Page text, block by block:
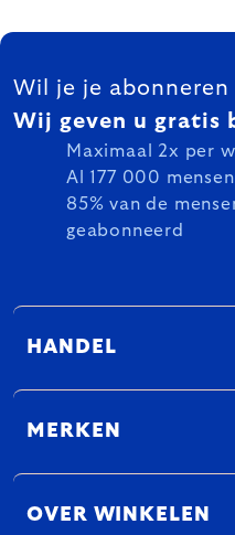
FOOTER
Wil je je
Wij geven u gratis
Maximaal 2x per
Al 177 000
85% van de
geabonneerd
HANDEL
MERKEN
OVER WINKELEN